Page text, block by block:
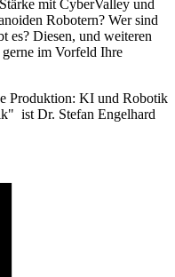
mit CyberValley und
Robotern? Wer sind
es? Diesen, und weiteren
im Vorfeld Ihre
Produktion: KI und Robotik
ist Dr. Stefan Engelhard